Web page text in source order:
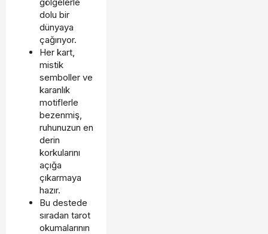
dolu bir
dünyaya
çağırıyor.
Her kart,
mistik
semboller ve
karanlık
motiflerle
bezenmiş,
ruhunuzun en
derin
korkularını
açığa
çıkarmaya
hazır.
Bu destede
sıradan tarot
okumalarının